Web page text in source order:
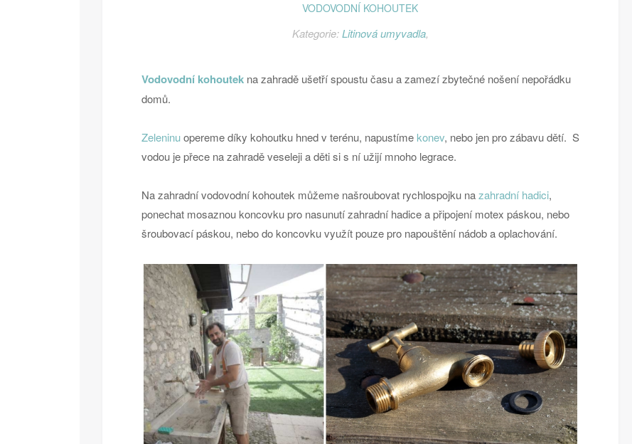
VODOVODNÍ KOHOUTEK
Kategorie:Litinová umyvadla,
Vodovodní kohoutekna zahradě ušetří spoustu času a zamezí zbytečné nošení nepořádku
domů.
Zeleninuopereme díky kohoutku hned v terénu, napustíme konev, nebo jen pro zábavu dětí. S
vodou je přece na zahradě veseleji a děti si s ní užijí mnoho legrace.
Na zahradní vodovodní kohoutek můžeme našroubovat rychlospojku nazahradní hadici,
ponechat mosaznou koncovku pro nasunutí zahradní hadice a připojení motex páskou, nebo
šroubovací páskou, nebo do koncovku využít pouze pro napouštění nádob a oplachování.